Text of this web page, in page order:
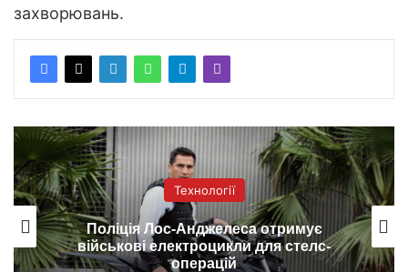
захворювань.
Технології
Поліція Лос-Анджелеса отримує
військові електроцикли для стелс-
операцій